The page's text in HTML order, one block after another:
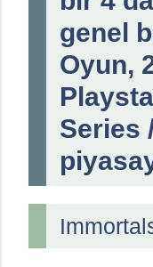
genel
Oyun,
Series